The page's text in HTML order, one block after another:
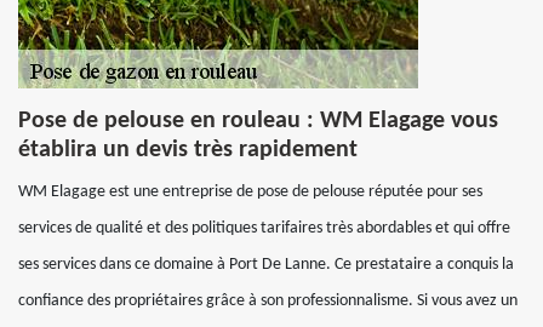
Pose de pelouse en rouleau : WM Elagage vous
établira un devis très rapidement
WM Elagage est une entreprise de pose de pelouse réputée pour ses
services de qualité et des politiques tarifaires très abordables et qui offre
ses services dans ce domaine à Port De Lanne. Ce prestataire a conquis la
confiance des propriétaires grâce à son professionnalisme. Si vous avez un